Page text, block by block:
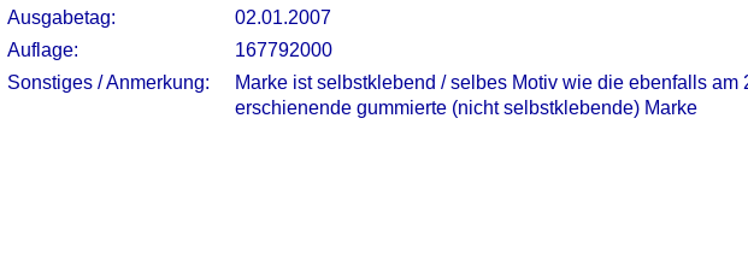
Ausgabetag:
02.01.2007
Auflage:
167792000
Sonstiges / Anmerkung:
Marke ist selbstklebend / selbes Motiv wie die ebenfalls am
erschienende gummierte (nicht selbstklebende) Marke